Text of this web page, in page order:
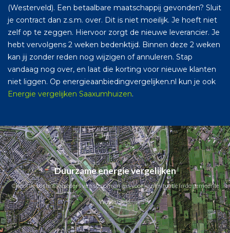
(Westerveld). Een betaalbare maatschappij gevonden? Sluit
je contract dan z.s.m. over. Dit is niet moeilijk. Je hoeft niet
zelf op te zeggen. Hiervoor zorgt de nieuwe leverancier. Je
hebt vervolgens 2 weken bedenktijd. Binnen deze 2 weken
kan jij zonder reden nog wijzigen of annuleren. Stap
vandaag nog over, en laat die korting voor nieuwe klanten
niet liggen. Op energieaanbiedingvergelijken.nl kun je ook
Energie vergelijken Saaxumhuizen.
Duurzame energie vergelijken
Check de beste aanbieders van stroom en gas voor jouw situatie in de gemeente
Westerveld.